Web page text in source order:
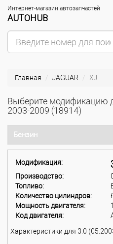
Интернет-магазин автозапчастей
AUTOHUB
Главная JAGUAR XJ
Выберите модификацию
2003-2009 (18914)
Бензин
Модификация:
Производство:
Топливо:
Количество цилиндров:
Мощность двигателя:
Код двигателя:
Характеристики для 3.0